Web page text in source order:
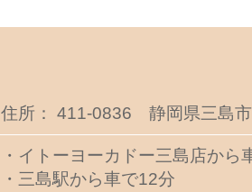
住所： 411-0836 静岡県三島
・イトーヨーカドー三島店から
・三島駅から車で12分